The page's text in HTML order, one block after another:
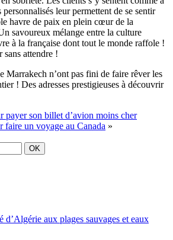
leur permettent de se sentir
havre de paix en plein cœur de la
savoureux mélange entre la culture
à la française dont tout le monde raffole !
sans attendre !
Marrakech n’ont pas fini de faire rêver les
! Des adresses prestigieuses à découvrir
payer son billet d’avion moins cher
faire un voyage au Canada »
d’Algérie aux plages sauvages et eaux